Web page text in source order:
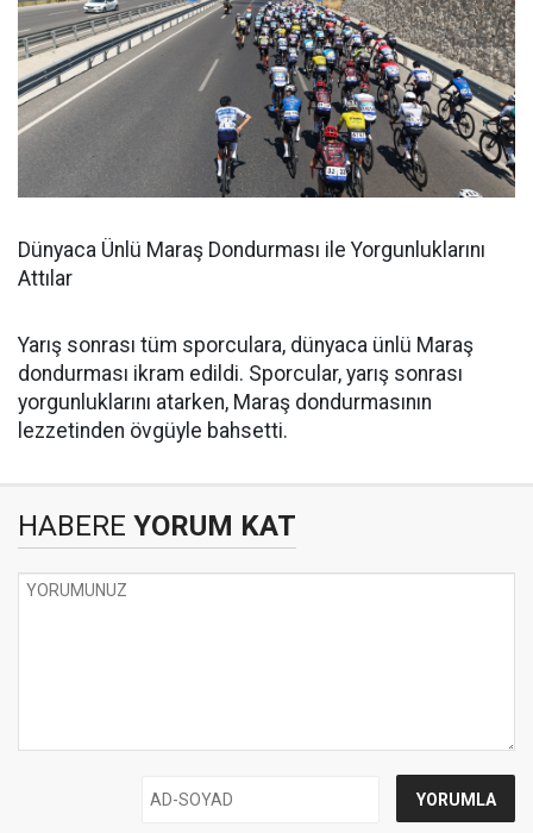
Dünyaca Ünlü Maraş Dondurması ile Yorgunluklarını
Attılar
Yarış sonrası tüm sporculara, dünyaca ünlü Maraş
dondurması ikram edildi. Sporcular, yarış sonrası
yorgunluklarını atarken, Maraş dondurmasının
lezzetinden övgüyle bahsetti.
HABERE YORUM KAT